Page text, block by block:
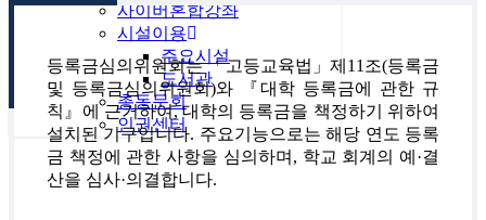
사이버혼합강좌
시설이용
주요시설
도서관
총동문회
인권센터
등록금심의위원회는 「고등교육법」제11조(등록금
및 등록금심의위원회)와 『대학 등록금에 관한 규
칙』에 근거하여, 대학의 등록금을 책정하기 위하여
설치된 기구입니다. 주요기능으로는 해당 연도 등록
금 책정에 관한 사항을 심의하며, 학교 회계의 예·결
산을 심사·의결합니다.